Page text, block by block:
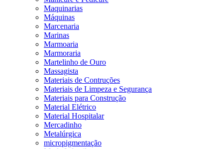
Maquinarias
Máquinas
Marcenaria
Marinas
Marmoaria
Marmoraria
Martelinho de Ouro
Massagista
Materiais de Contruções
Materiais de Limpeza e Segurança
Materiais para Construção
Material Elétrico
Material Hospitalar
Mercadinho
Metalúrgica
micropigmentação